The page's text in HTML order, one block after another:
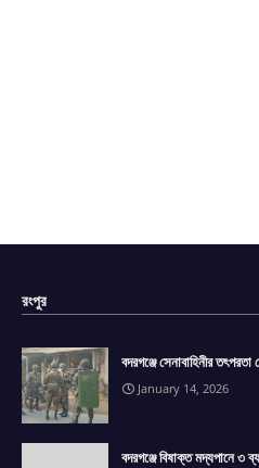
রংপুর
বদরগঞ্জে সেনাবাহিনীর
January 14, 2026
বদরগঞ্জে বিষাক্ত মদ্যপানে ৩